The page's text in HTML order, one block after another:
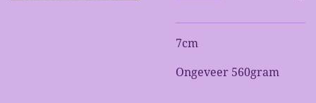
7cm
Ongeveer 560gram